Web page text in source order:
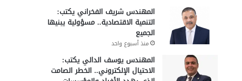
المهندس شريف الفخراني يكتب:
التنمية الاقتصادية.. مسؤولية يبنيها
الجميع
منذ أسبوع واحد
المهندس يوسف الدالي يكتب:
الاحتيال الإلكتروني.. الخطر الصامت